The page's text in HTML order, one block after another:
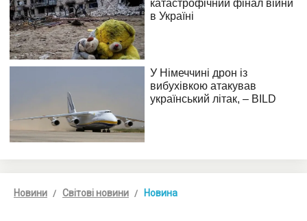
Новини Світові новини Новина